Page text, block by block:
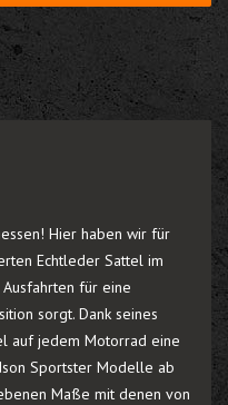
Hier haben wir für
Echtleder Sattel im
für eine
sorgt. Dank seines
auf jedem Motorrad eine
Sportster Modelle ab
Maße mit denen von